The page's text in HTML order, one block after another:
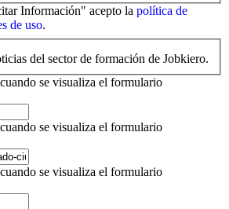
Información" acepto la política de
de uso.
del sector de formación de Jobkiero.
se visualiza el formulario
se visualiza el formulario
se visualiza el formulario